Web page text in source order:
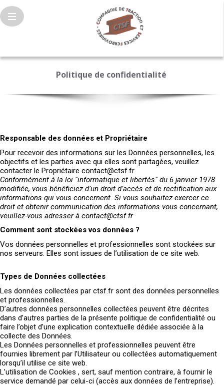
Politique de confidentialité
Responsable des données et Propriétaire
Pour recevoir des informations sur les Données personnelles, les
objectifs et les parties avec qui elles sont partagées, veuillez
contacter le Propriétaire contact@ctsf.fr
Conformément à la loi "informatique et libertés" du 6 janvier 1978
modifiée, vous bénéficiez d’un droit d’accès et de rectification aux
informations qui vous concernent. Si vous souhaitez exercer ce
droit et obtenir communication des informations vous concernant,
veuillez-vous adresser à contact@ctsf.fr
Comment sont stockées vos données ?
Vos données personnelles et professionnelles sont stockées sur
nos serveurs. Elles sont issues de l’utilisation de ce site web.
Types de Données collectées
Les données collectées par ctsf.fr sont des données personnelles
et professionnelles.
D’autres données personnelles collectées peuvent être décrites
dans d’autres parties de la présente politique de confidentialité ou
faire l’objet d’une explication contextuelle dédiée associée à la
collecte des Données.
Les Données personnelles et professionnelles peuvent être
fournies librement par l’Utilisateur ou collectées automatiquement
lorsqu’il utilise ce site web.
L’utilisation de Cookies , sert, sauf mention contraire, à fournir le
service demandé par celui-ci (accès aux données de l’entreprise).